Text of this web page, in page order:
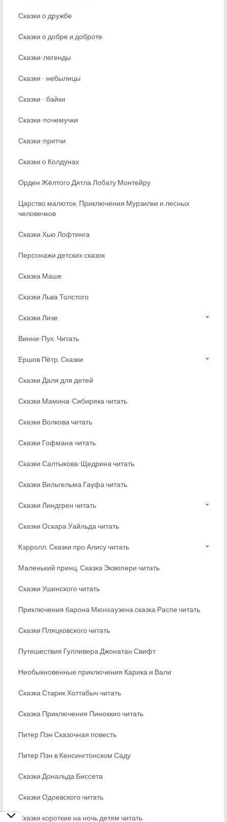
Сказки о дружбе
Сказки о добре и доброте
Сказки-легенды
Сказки - небылицы
Сказки - байки
Сказки-почемучки
Сказки-притчи
Сказки о Колдунах
Орден Жёлтого Дятла Лобату Монтейру
Царство малюток. Приключения Мурзилки и лесных
человечков
Сказки Хью Лофтинга
Персонажи детских сказок
Сказка Маше
Сказки Льва Толстого
Сказки Лизе
Винни-Пух. Читать
Ершов Пётр. Сказки
Сказки Даля для детей
Сказки Мамина-Сибиряка читать
Сказки Волкова читать
Сказки Гофмана читать
Сказки Салтыкова-Щедрина читать
Сказки Вильгельма Гауфа читать
Сказки Линдгрен читать
Сказки Оскара Уайльда читать
Кэрролл. Сказки про Алису читать
Маленький принц. Сказка Экзюпери читать
Сказки Ушинского читать
Приключения барона Мюнхаузена сказка Распе читать
Сказки Пляцковского читать
Путешествия Гулливера Джонатан Свифт
Необыкновенные приключения Карика и Вали
Сказка Старик Хоттабыч читать
Сказка Приключения Пиноккио читать
Питер Пэн Сказочная повесть
Питер Пэн в Кенсингтонском Саду
Сказки Дональда Биссета
Сказки Одоевского читать
Сказки короткие на ночь детям читать